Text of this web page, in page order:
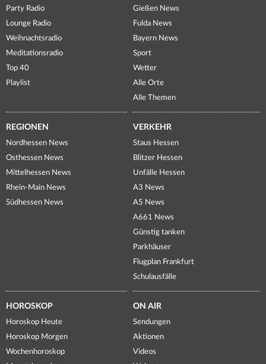
Party Radio
Lounge Radio
Weihnachtsradio
Meditationsradio
Top 40
Playlist
Gießen News
Fulda News
Bayern News
Sport
Wetter
Alle Orte
Alle Themen
REGIONEN
Nordhessen News
Osthessen News
Mittelhessen News
Rhein-Main News
Südhessen News
VERKEHR
Staus Hessen
Blitzer Hessen
Unfälle Hessen
A3 News
A5 News
A661 News
Günstig tanken
Parkhäuser
Flugplan Frankfurt
Schulausfälle
HOROSKOP
Horoskop Heute
Horoskop Morgen
Wochenhoroskop
ON AIR
Sendungen
Aktionen
Videos